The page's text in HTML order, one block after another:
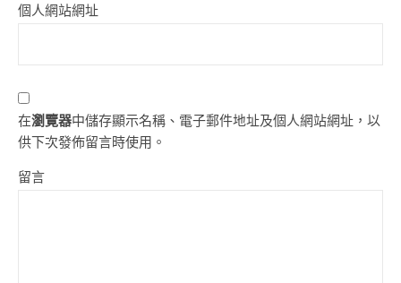
個人網站網址
在瀏覽器中儲存顯示名稱、電子郵件地址及個人網站網址，以
供下次發佈留言時使用。
留言